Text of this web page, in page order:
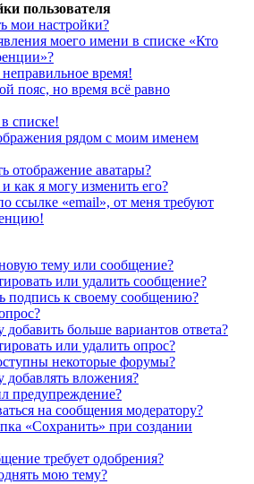
пользователя
мои настройки?
моего имени в списке «Кто
время!
пояс, но время всё равно
списке!
рядом с моим именем
отображение аватары?
как я могу изменить его?
ссылке «email», от меня требуют
тему или сообщение?
или удалить сообщение?
подпись к своему сообщению?
больше вариантов ответа?
или удалить опрос?
некоторые форумы?
вложения?
предупреждение?
на сообщения модератору?
«Сохранить» при создании
требует одобрения?
мою тему?